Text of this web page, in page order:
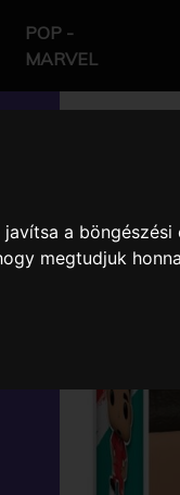
a
megtudjuk
POP -
MARVEL